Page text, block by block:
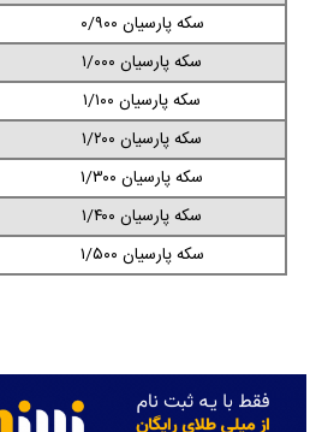
سکه پارسیان ۰/۹۰۰
سکه پارسیان ۱/۰۰۰
سکه پارسیان ۱/۱۰۰
سکه پارسیان ۱/۲۰۰
سکه پارسیان ۱/۳۰۰
سکه پارسیان ۱/۴۰۰
سکه پارسیان ۱/۵۰۰